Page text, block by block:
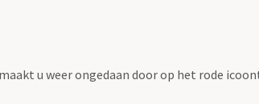
u weer ongedaan door op het rode